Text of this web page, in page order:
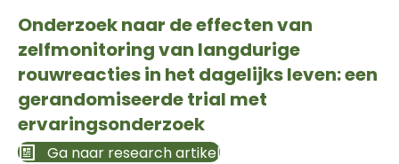
Onderzoek naar de effecten van
zelfmonitoring van langdurige
rouwreacties in het dagelijks leven: een
gerandomiseerde trial met
ervaringsonderzoek
Ga naar research artikel